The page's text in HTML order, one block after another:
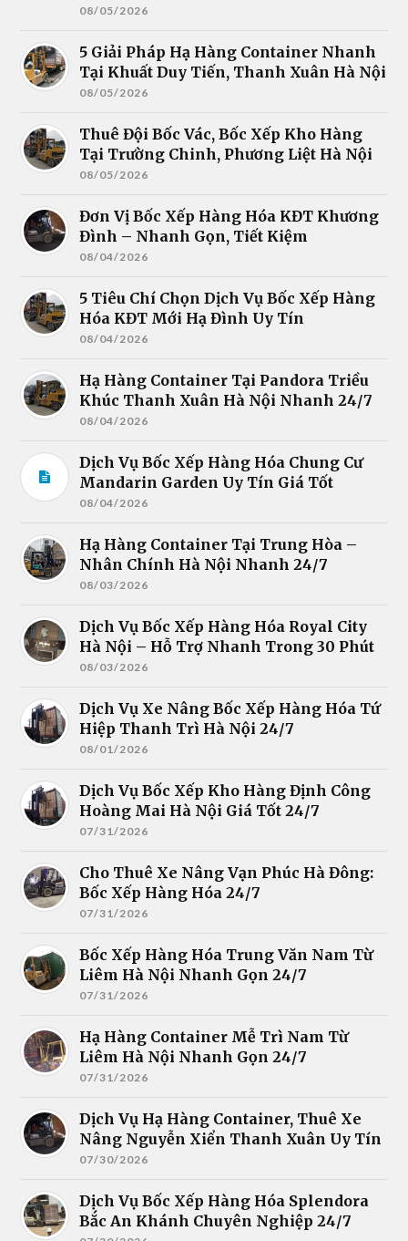
08/05/2026
5 Giải Pháp Hạ Hàng Container Nhanh
Tại Khuất Duy Tiến, Thanh Xuân Hà Nội
08/05/2026
Thuê Đội Bốc Vác, Bốc Xếp Kho Hàng
Tại Trường Chinh, Phương Liệt Hà Nội
08/05/2026
Đơn Vị Bốc Xếp Hàng Hóa KĐT Khương
Đình – Nhanh Gọn, Tiết Kiệm
08/04/2026
5 Tiêu Chí Chọn Dịch Vụ Bốc Xếp Hàng
Hóa KĐT Mới Hạ Đình Uy Tín
08/04/2026
Hạ Hàng Container Tại Pandora Triều
Khúc Thanh Xuân Hà Nội Nhanh 24/7
08/04/2026
Dịch Vụ Bốc Xếp Hàng Hóa Chung Cư
Mandarin Garden Uy Tín Giá Tốt
08/04/2026
Hạ Hàng Container Tại Trung Hòa –
Nhân Chính Hà Nội Nhanh 24/7
08/03/2026
Dịch Vụ Bốc Xếp Hàng Hóa Royal City
Hà Nội – Hỗ Trợ Nhanh Trong 30 Phút
08/03/2026
Dịch Vụ Xe Nâng Bốc Xếp Hàng Hóa Tứ
Hiệp Thanh Trì Hà Nội 24/7
08/01/2026
Dịch Vụ Bốc Xếp Kho Hàng Định Công
Hoàng Mai Hà Nội Giá Tốt 24/7
07/31/2026
Cho Thuê Xe Nâng Vạn Phúc Hà Đông:
Bốc Xếp Hàng Hóa 24/7
07/31/2026
Bốc Xếp Hàng Hóa Trung Văn Nam Từ
Liêm Hà Nội Nhanh Gọn 24/7
07/31/2026
Hạ Hàng Container Mễ Trì Nam Từ
Liêm Hà Nội Nhanh Gọn 24/7
07/31/2026
Dịch Vụ Hạ Hàng Container, Thuê Xe
Nâng Nguyễn Xiển Thanh Xuân Uy Tín
07/30/2026
Dịch Vụ Bốc Xếp Hàng Hóa Splendora
Bắc An Khánh Chuyên Nghiệp 24/7